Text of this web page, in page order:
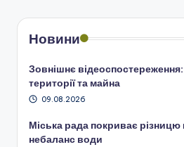
записів
Новини
Зовнішнє
території та майна
09.08.2026
Міська рада покриває різницю
небаланс води